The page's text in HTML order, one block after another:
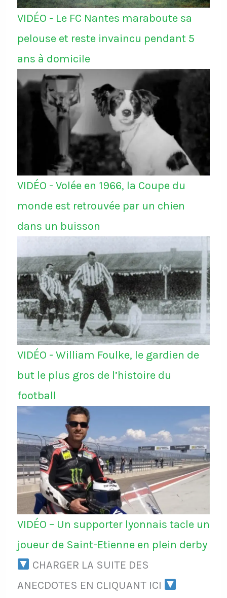
VIDÉO - Le FC Nantes maraboute sa
pelouse et reste invaincu pendant 5
ans à domicile
VIDÉO - Volée en 1966, la Coupe du
monde est retrouvée par un chien
dans un buisson
VIDÉO - William Foulke, le gardien de
but le plus gros de l’histoire du
football
VIDÉO – Un supporter lyonnais tacle un
joueur de Saint-Etienne en plein derby
CHARGER LA SUITE DES
ANECDOTES EN CLIQUANT ICI